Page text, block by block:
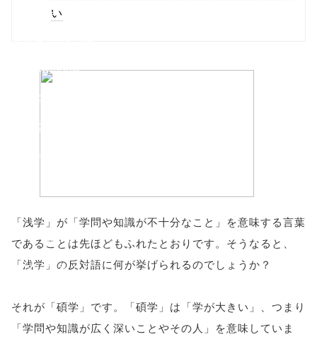
onclick="windo
f, 'Gwindow',
'width=550,
height=450,
); return
false;"> シェア
い
「浅学」が「学問や知識が不十分なこと」を意味する言葉
であることは先ほどもふれたとおりです。そうなると、
「浅学」の反対語に何が挙げられるのでしょうか？
それが「碩学」です。「碩学」は「学が大きい」、つまり
「学問や知識が広く深いことやその人」を意味していま